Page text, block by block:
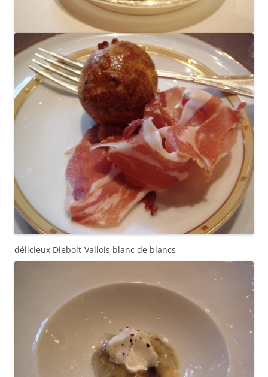
délicieux Diebolt-Vallois blanc de blancs